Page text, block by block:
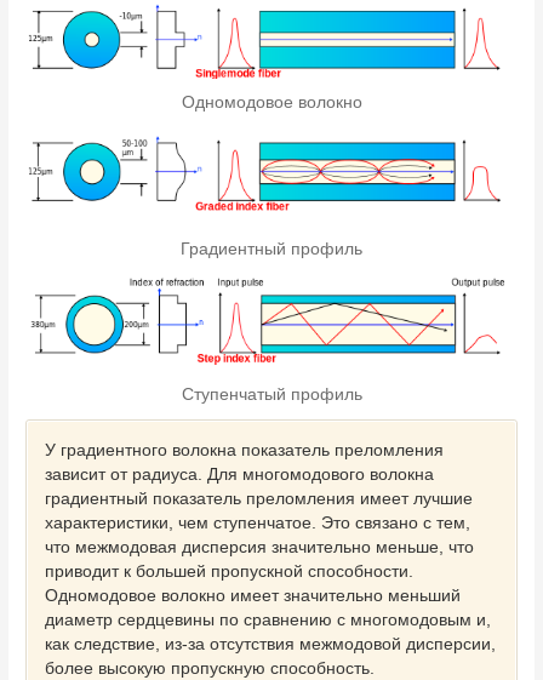
Одномодовое волокно
Градиентный профиль
Ступенчатый профиль
У градиентного волокна показатель преломления
зависит от радиуса. Для многомодового волокна
градиентный показатель преломления имеет лучшие
характеристики, чем ступенчатое. Это связано с тем,
что межмодовая дисперсия значительно меньше, что
приводит к большей пропускной способности.
Одномодовое волокно имеет значительно меньший
диаметр сердцевины по сравнению с многомодовым и,
как следствие, из-за отсутствия межмодовой дисперсии,
более высокую пропускную способность.